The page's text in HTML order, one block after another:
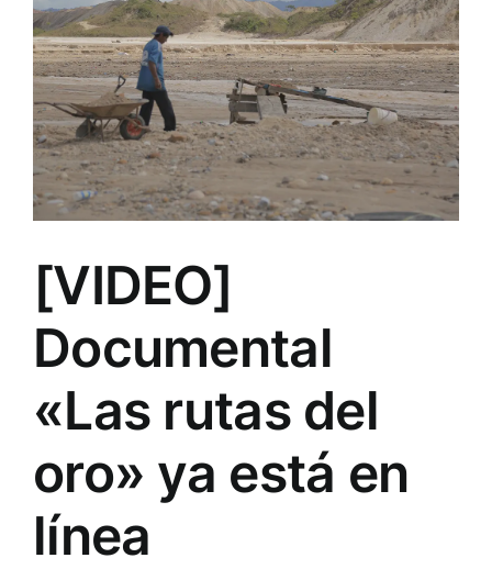
[VIDEO]
Documental
«Las rutas del
oro» ya está en
línea